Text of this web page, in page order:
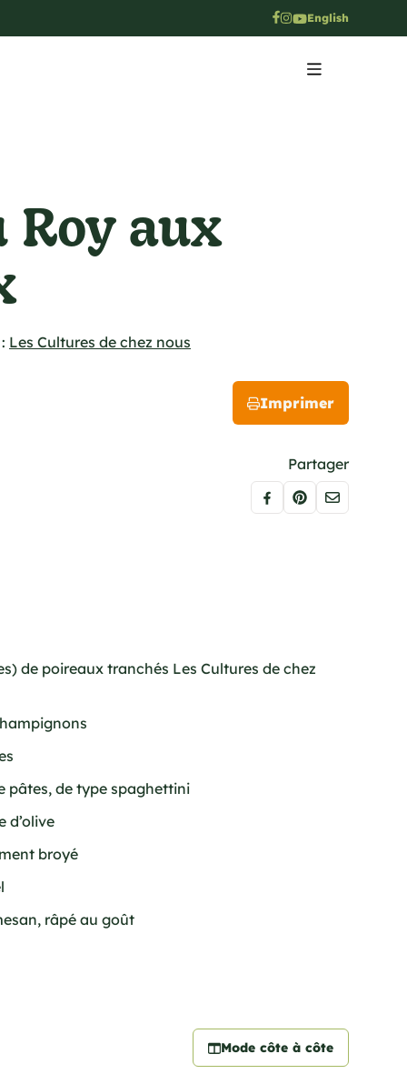
English
Roy aux
Les Cultures de chez nous
Imprimer
Partager
de poireaux tranchés Les Cultures de chez
pâtes, de type spaghettini
d’olive
broyé
râpé au goût
Mode côte à côte